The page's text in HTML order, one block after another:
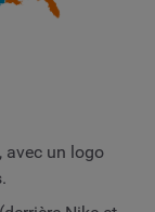
avec un logo